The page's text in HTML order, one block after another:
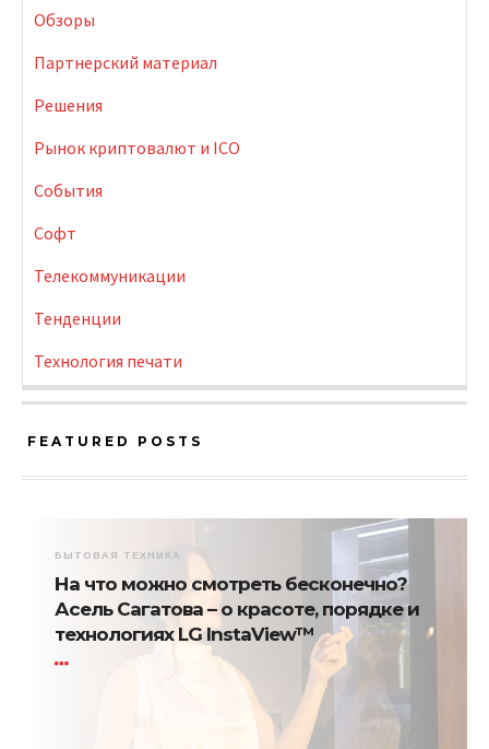
Обзоры
Партнерский материал
Решения
Рынок криптовалют и ICO
События
Софт
Телекоммуникации
Тенденции
Технология печати
FEATURED POSTS
БЫТОВАЯ ТЕХНИКА
На что можно смотреть бесконечно?
Асель Сагатова – о красоте, порядке и
технологиях LG InstaView™